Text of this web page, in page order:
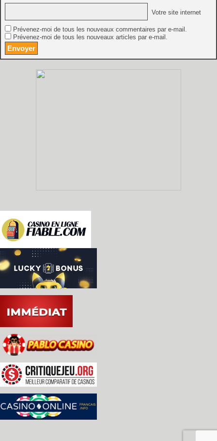
Votre site internet
Prévenez-moi de tous les nouveaux commentaires par e-mail.
Prévenez-moi de tous les nouveaux articles par e-mail.